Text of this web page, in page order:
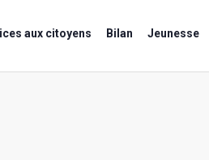
aux citoyens Bilan Jeunesse